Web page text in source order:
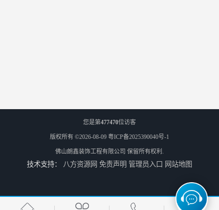
您是第477470位访客
版权所有 ©2026-08-09 粤ICP备2025390040号-1
佛山朗鑫装饰工程有限公司 保留所有权利.
技术支持： 八方资源网 免责声明 管理员入口 网站地图